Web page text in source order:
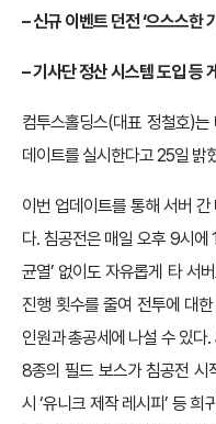
– 신규 이벤트 던전 ‘으스스한
– 기사단 정산 시스템 도입 등
컴투스홀딩스(대표 정철호)
데이트를 실시한다고 25일 밝
이번 업데이트를 통해 서버 간
다. 침공전은 매일 오후 9시에
균열’ 없이도 자유롭게 타 서
진행 횟수를 줄여 전투에 대
인원과 총공세에 나설 수 있다.
8종의 필드 보스가 침공전 시
시 ‘유니크 제작 레시피’ 등